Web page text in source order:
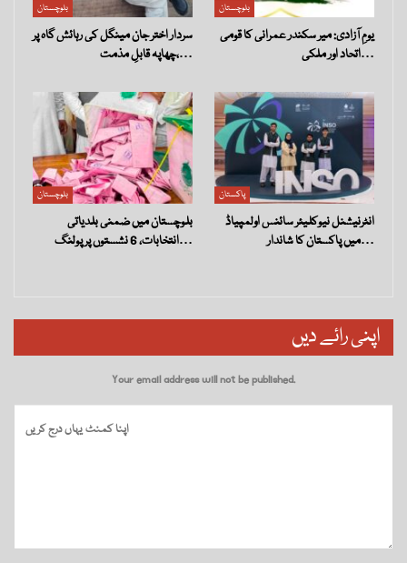
بلوچستان
سردار اختر جان مینگل کی رہائش گاہ پر
چھاپہ قابلِ مذمت،…
بلوچستان
یومِ آزادی: میر سکندر عمرانی کا قومی
اتحاد اور ملکی…
بلوچستان
بلوچستان میں ضمنی بلدیاتی
انتخابات، 6 نشستوں پر پولنگ…
پاکستان
انٹرنیشنل نیوکلیئر سائنس اولمپیاڈ
میں پاکستان کا شاندار…
اپنی رائے دیں
Your email address will not be published.